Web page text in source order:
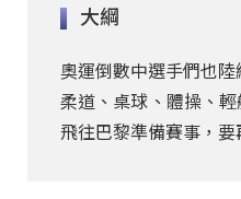
大綱
奧運倒數中選手們也陸
柔道、桌球、體操、
飛往巴黎準備賽事，要